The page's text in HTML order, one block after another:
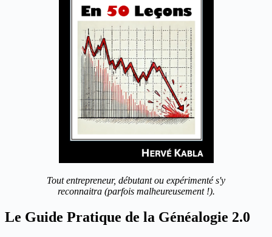
Tout entrepreneur, débutant ou expérimenté s'y
reconnaitra (parfois malheureusement !).
Le Guide Pratique de la Généalogie 2.0